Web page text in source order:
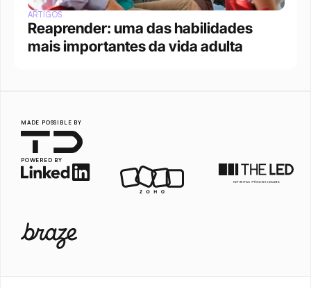
ARTIGOS
Reaprender: uma das habilidades
mais importantes da vida adulta
MADE POSSIBLE BY
POWERED BY